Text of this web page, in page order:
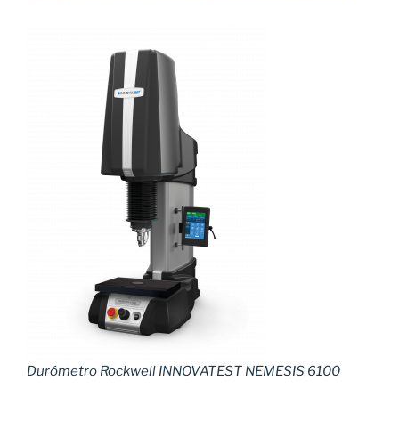
Durómetro Rockwell INNOVATEST NEMESIS 6100